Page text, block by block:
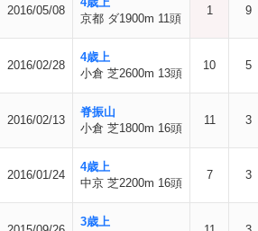
2016/05/08
京都 ダ1900m 11頭
1 9
2016/02/28
4歳上
小倉 芝2600m 13頭
10 5
2016/02/13
脊振山
小倉 芝1800m 16頭
11 3
2016/01/24
4歳上
中京 芝2200m 16頭
7 3
3歳上